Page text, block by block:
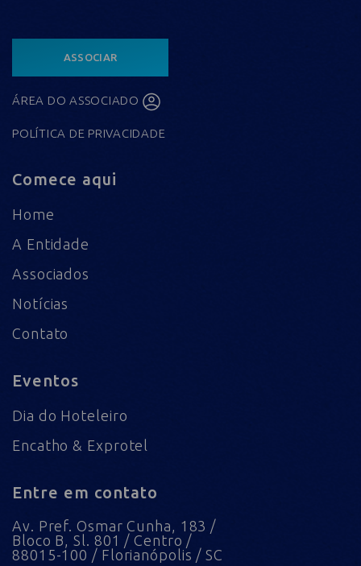
ASSOCIAR
ÁREA DO ASSOCIADO
POLÍTICA DE PRIVACIDADE
Comece aqui
Home
A Entidade
Associados
Notícias
Contato
Eventos
Dia do Hoteleiro
Encatho & Exprotel
Entre em contato
Av. Pref. Osmar Cunha, 183 /
Bloco B, Sl. 801 / Centro /
88015-100 / Florianópolis / SC